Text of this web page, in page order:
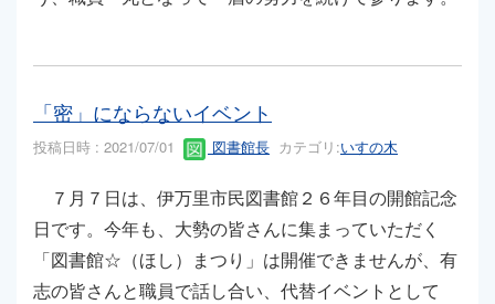
「密」にならないイベント
投稿日時 : 2021/07/01 図書館長 カテゴリ:いすの木
７月７日は、伊万里市民図書館２６年目の開館記念
日です。今年も、大勢の皆さんに集まっていただく
「図書館☆（ほし）まつり」は開催できませんが、有
志の皆さんと職員で話し合い、代替イベントとして